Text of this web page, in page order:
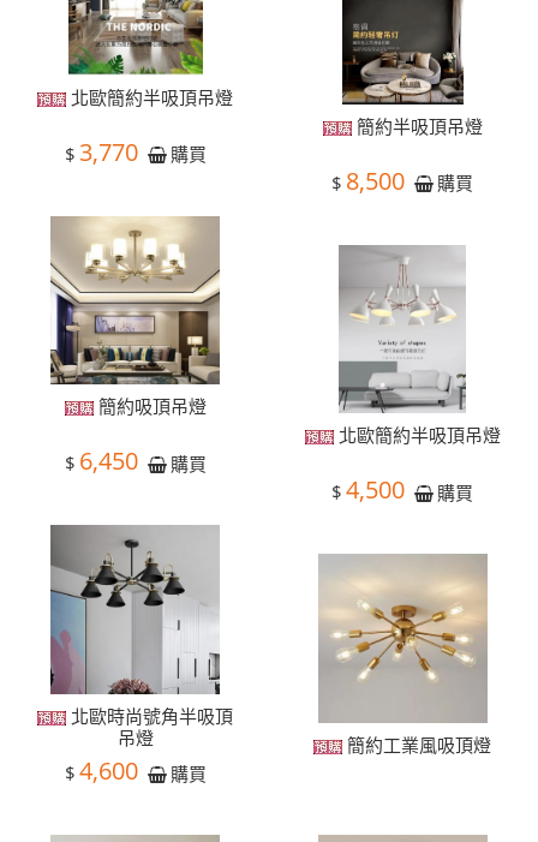
北歐簡約半吸頂吊燈
$ 3,770 購買
簡約半吸頂吊燈
$ 8,500 購買
簡約吸頂吊燈
$ 6,450 購買
北歐簡約半吸頂吊燈
$ 4,500 購買
北歐時尚號角半吸頂
吊燈
$ 4,600 購買
簡約工業風吸頂燈